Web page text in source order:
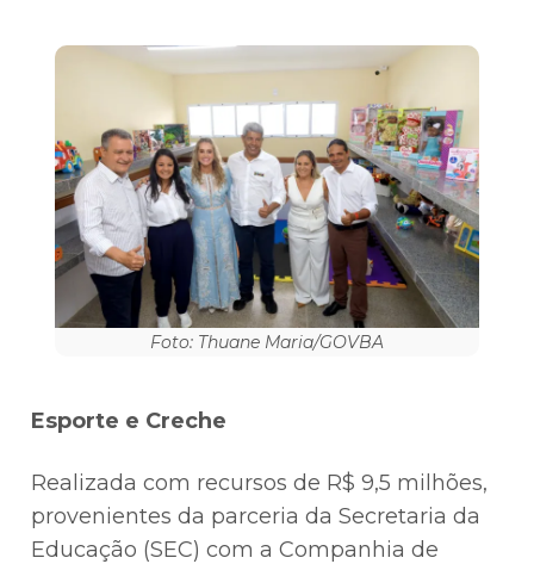
Foto: Thuane Maria/GOVBA
Esporte e Creche
Realizada com recursos de R$ 9,5 milhões,
provenientes da parceria da Secretaria da
Educação (SEC) com a Companhia de